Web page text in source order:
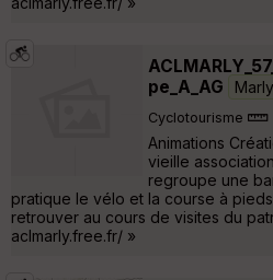
pe_A_AG
Marly
Cyclotourisme
Animations
vieille
regroupe une
pratique le vélo et la course à
retrouver au cours de visites du
aclmarly.free.fr/ »